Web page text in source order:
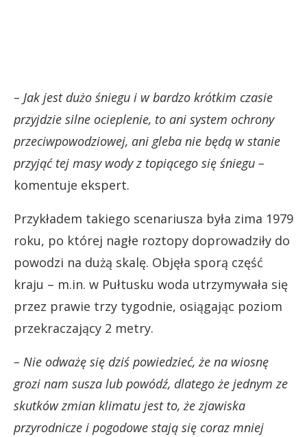
– Jak jest dużo śniegu i w bardzo krótkim czasie
przyjdzie silne ocieplenie, to ani system ochrony
przeciwpowodziowej, ani gleba nie będą w stanie
przyjąć tej masy wody z topiącego się śniegu –
komentuje ekspert.
Przykładem takiego scenariusza była zima 1979
roku, po której nagłe roztopy doprowadziły do
powodzi na dużą skalę. Objęła sporą część
kraju – m.in. w Pułtusku woda utrzymywała się
przez prawie trzy tygodnie, osiągając poziom
przekraczający 2 metry.
– Nie odważę się dziś powiedzieć, że na wiosnę
grozi nam susza lub powódź, dlatego że jednym ze
skutków zmian klimatu jest to, że zjawiska
przyrodnicze i pogodowe stają się coraz mniej